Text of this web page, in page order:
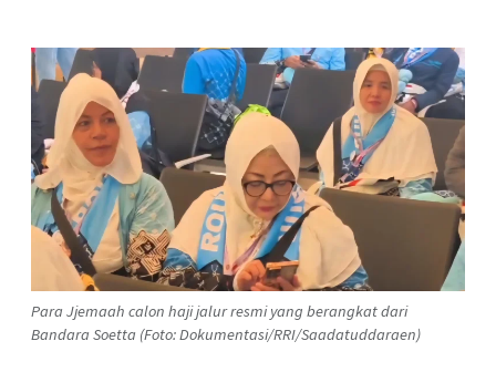
Para Jjemaah calon haji jalur resmi yang berangkat dari
Bandara Soetta (Foto: Dokumentasi/RRI/Saadatuddaraen)